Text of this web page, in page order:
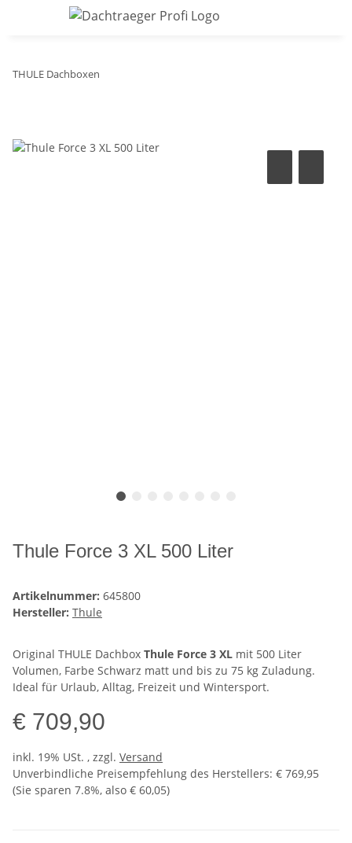
THULE Dachboxen
Thule Force 3 XL 500 Liter
Artikelnummer: 645800
Hersteller: Thule
Original THULE Dachbox Thule Force 3 XL mit 500 Liter
Volumen, Farbe Schwarz matt und bis zu 75 kg Zuladung.
Ideal für Urlaub, Alltag, Freizeit und Wintersport.
€ 709,90
inkl. 19% USt. , zzgl. Versand
Unverbindliche Preisempfehlung des Herstellers: € 769,95
(Sie sparen 7.8%, also € 60,05)